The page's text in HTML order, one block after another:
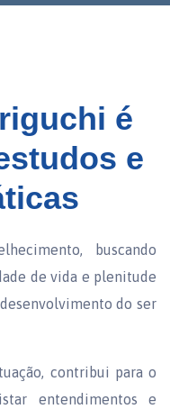
é
e
buscando
de vida e plenitude
do ser
contribui para o
entendimentos e